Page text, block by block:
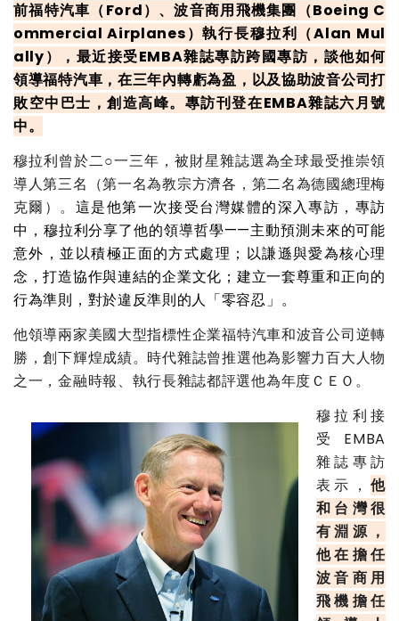
前福特汽車（Ford）、波音商用飛機集團（Boeing C
ommercial Airplanes）執行長穆拉利（Alan Mul
ally），最近接受EMBA雜誌專訪跨國專訪，談他如何
領導福特汽車，在三年內轉虧為盈，以及協助波音公司打
敗空中巴士，創造高峰。專訪刊登在EMBA雜誌六月號
中。
穆拉利曾於二○一三年，被財星雜誌選為全球最受推崇領
導人第三名（第一名為教宗方濟各，第二名為德國總理梅
克爾）。 這是他第一次接受台灣媒體的深入專訪，專訪
中，穆拉利分享了他的領導哲學——主動預測未來的可能
意外，並以積極正面的方式處理；以謙遜與愛為核心理
念，打造協作與連結的企業文化；建立一套尊重和正向的
行為準則，對於違反準則的人「零容忍」。
他領導兩家美國大型指標性企業福特汽車和波音公司逆轉
勝，創下輝煌成績。時代雜誌曾推選他為影響力百大人物
之一，金融時報、執行長雜誌都評選他為年度ＣＥＯ。
穆拉利接
受EMBA
雜誌專訪
表示，他
和台灣很
有淵源，
他在擔任
波音商用
飛機擔任